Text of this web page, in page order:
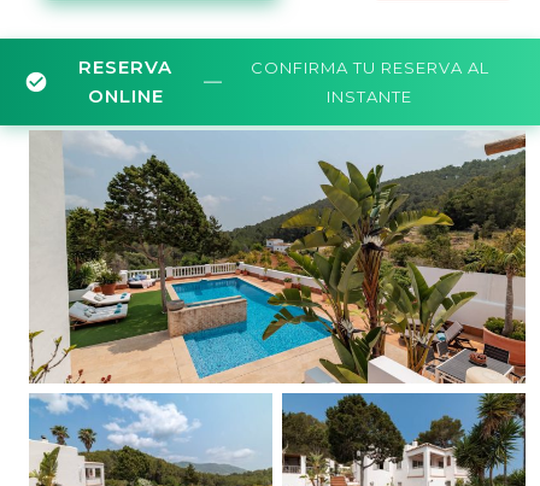
RESERVA
ONLINE
—
CONFIRMA TU RESERVA AL
INSTANTE